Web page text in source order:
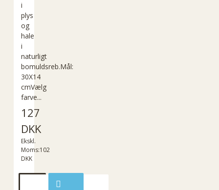
i
plys
og
hale
i
naturligt
bomuldsreb.Mål:
30X14
cmVælg
farve...
127
DKK
Ekskl.
Moms:102
DKK